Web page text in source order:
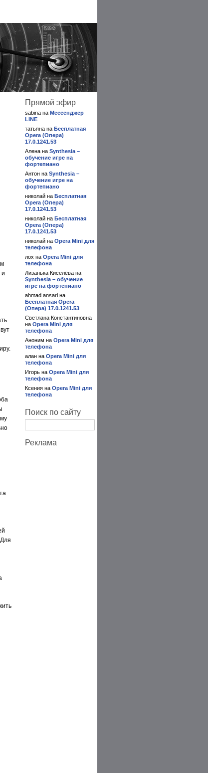
Прямой эфир
sabina на Мессенджер
LINE
татьяна на Бесплатная
Opera (Опера)
17.0.1241.53
Алена на Synthesia –
обучение игре на
фортепиано
Антон на Synthesia –
обучение игре на
фортепиано
николай на Бесплатная
Opera (Опера)
17.0.1241.53
николай на Бесплатная
Opera (Опера)
17.0.1241.53
николай на Opera Mini для
телефона
лох на Opera Mini для
телефона
Лизанька Киселёва на
Synthesia – обучение
игре на фортепиано
ahmad ansari на
Бесплатная Opera
(Опера) 17.0.1241.53
Светлана Константиновна
на Opera Mini для
телефона
Аноним на Opera Mini для
телефона
алан на Opera Mini для
телефона
Игорь на Opera Mini для
телефона
Ксения на Opera Mini для
телефона
Поиск по сайту
Реклама
и